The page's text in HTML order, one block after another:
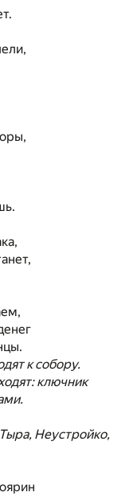
к собору.
ключник
Неустройко,